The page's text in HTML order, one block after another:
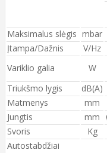
Maksimalus slėgis mbar
Įtampa/Dažnis
V/Hz
Variklio galia
W
Triukšmo lygis
dB(A)
Matmenys
mm
Jungtis
mm
Svoris
Kg
Autostabdžiai